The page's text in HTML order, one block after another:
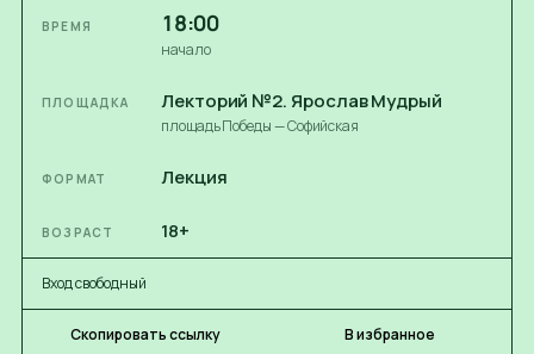
ВРЕМЯ 18:00
начало
ПЛОЩАДКА Лекторий №2. Ярослав Мудрый
площадь Победы — Софийская
ФОРМАТ Лекция
ВОЗРАСТ 18+
Вход свободный
Скопировать ссылку В избранное